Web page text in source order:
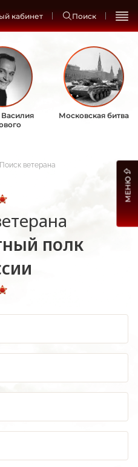
кабинет Поиск
Московская битва
Поиск ветерана
полк
МЕНЮ